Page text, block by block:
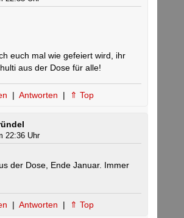
euch mal wie gefeiert wird, ihr
aus der Dose für alle!
| Antworten | ⇑ Top
22:36 Uhr
der Dose, Ende Januar. Immer
| Antworten | ⇑ Top